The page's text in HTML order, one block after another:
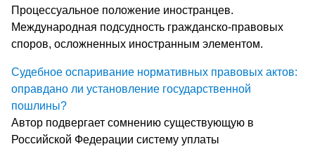
Процессуальное положение иностранцев.
Международная подсудность гражданско-правовых
споров, осложненных иностранным элементом.
Судебное оспаривание нормативных правовых актов:
оправдано ли установление государственной
пошлины?
Автор подвергает сомнению существующую в
Российской Федерации систему уплаты